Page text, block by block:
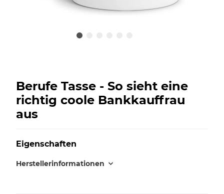
Berufe Tasse - So sieht eine
richtig coole Bankkauffrau
aus
Eigenschaften
Herstellerinformationen